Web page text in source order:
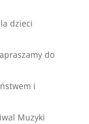
dzieci
do
i
Muzyki